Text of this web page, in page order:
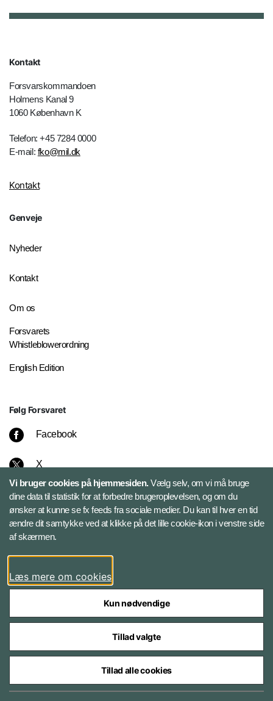
Kontakt
Forsvarskommandoen
Holmens Kanal 9
1060 København K
Telefon: +45 7284 0000
E-mail: fko@mil.dk
Kontakt
Genveje
Nyheder
Kontakt
Om os
Forsvarets
Whistleblowerordning
English Edition
Følg Forsvaret
Facebook
X
Instagram
Bluesky
LinkedIn
Styrelser og myndigheder under Forsvarsministeriet
Vi bruger cookies på hjemmesiden.Vælg selv, om vi må bruge
dine data til statistik for at forbedre brugeroplevelsen, og om du
ønsker at kunne se fx feeds fra sociale medier. Du kan til hver en tid
ændre dit samtykke ved at klikke på det lille cookie-ikon i venstre side
af skærmen.
Læs mere om cookies
Kun nødvendige
Tillad valgte
Tillad alle cookies